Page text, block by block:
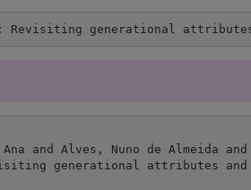
generational